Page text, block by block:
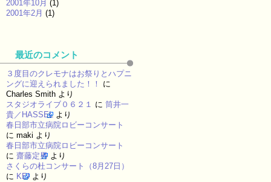
2001年10月 (1)
2001年2月 (1)
最近のコメント
３度目のクレモナはお祭りとハプニ
ングに迎えられました！！
に
Charles Smith より
スタジオライブ０６２１ に 筒井一
貴／HASSEL より
春日部市立病院ロビーコンサート
に maki より
春日部市立病院ロビーコンサート
に 齋藤定男 より
さくらの杜コンサート（8月27日）
に KEI より